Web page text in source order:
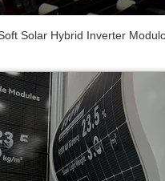
Solar Hybrid Inverter